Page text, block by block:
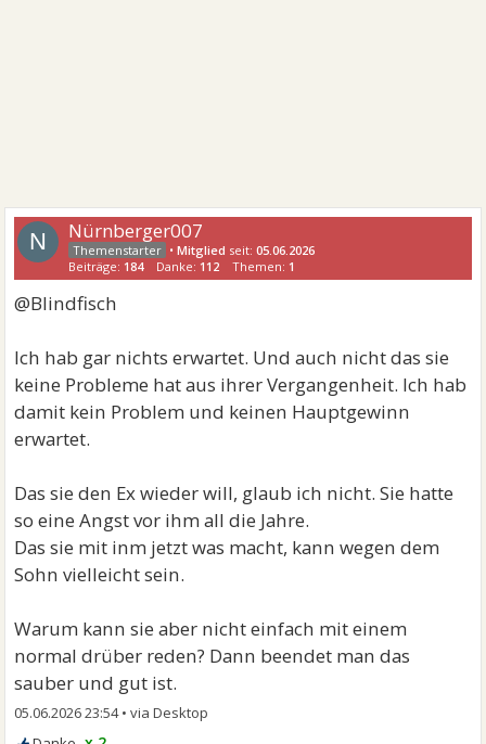
N Nürnberger007
•Mitglied seit:05.06.2026
Beiträge: 184 Danke: 112 Themen: 1
@Blindfisch
Ich hab gar nichts erwartet. Und auch nicht das sie
keine Probleme hat aus ihrer Vergangenheit. Ich hab
damit kein Problem und keinen Hauptgewinn
erwartet.
Das sie den Ex wieder will, glaub ich nicht. Sie hatte
so eine Angst vor ihm all die Jahre.
Das sie mit inm jetzt was macht, kann wegen dem
Sohn vielleicht sein.
Warum kann sie aber nicht einfach mit einem
normal drüber reden? Dann beendet man das
sauber und gut ist.
05.06.2026 23:54•